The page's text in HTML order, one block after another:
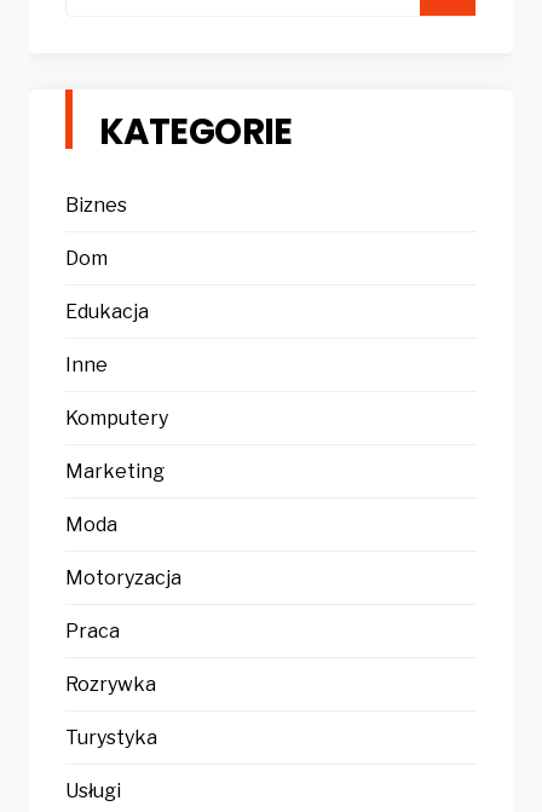
KATEGORIE
Biznes
Dom
Edukacja
Inne
Komputery
Marketing
Moda
Motoryzacja
Praca
Rozrywka
Turystyka
Usługi